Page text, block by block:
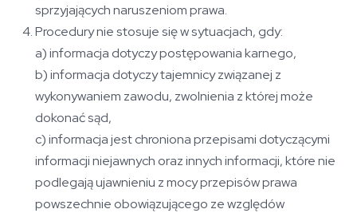
sprzyjających naruszeniom prawa.
Procedury nie stosuje się w sytuacjach, gdy:
a) informacja dotyczy postępowania karnego,
b) informacja dotyczy tajemnicy związanej z
wykonywaniem zawodu, zwolnienia z której może
dokonać sąd,
c) informacja jest chroniona przepisami dotyczącymi
informacji niejawnych oraz innych informacji, które nie
podlegają ujawnieniu z mocy przepisów prawa
powszechnie obowiązującego ze względów